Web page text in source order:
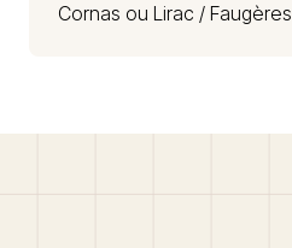
Cornas ou Lirac / Faugères